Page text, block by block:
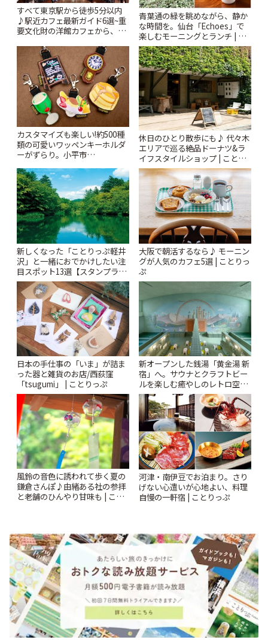
すべて東京駅から徒歩5分以内
♪駅近カフェ最新ガイド6選~重
要文化財の洋館カフェから、改
りっぷ
青葉通の緑を眺めながら、静か
な時間を。仙台「Echoes」で
楽しむモーニングとランチ | こ
とりっぷ
カスタマイズも楽しい!約500種
類の可愛いワッペンキーホルダ
ーがずらり。小平市
ぷ
休日のひとり散歩にも♪ 代々木
エリアで巡る絶品ドーナツ&ラ
イフスタイルショップ | ことり
っぷ
新しくなった「ことりっぷ軽井
沢」と一緒におでかけしたい注
目スポット13選【スタンプラリ
ー開催中】 | ことりっぷ
大阪で朝活するなら♪ モーニン
グが人気のカフェ5選 | ことりっ
ぷ
日本の手仕事の「いま」が詰ま
った器と雑貨のお店/西荻窪
「tsugumi」 | ことりっぷ
新オープンした銭湯「黄金湯 新
宿」へ。サウナとクラフトビー
ルを楽しむ癒やしのレトロ空間
| ことりっぷ
風鈴の音色に誘われて歩く夏の
鎌倉さんぽ♪由緒ある社の参拝
と老舗のひんやり甘味も | こと
河津・南伊豆でお泊まり。さり
げない心遣いが心地よい、料理
自慢の一軒宿 | ことりっぷ